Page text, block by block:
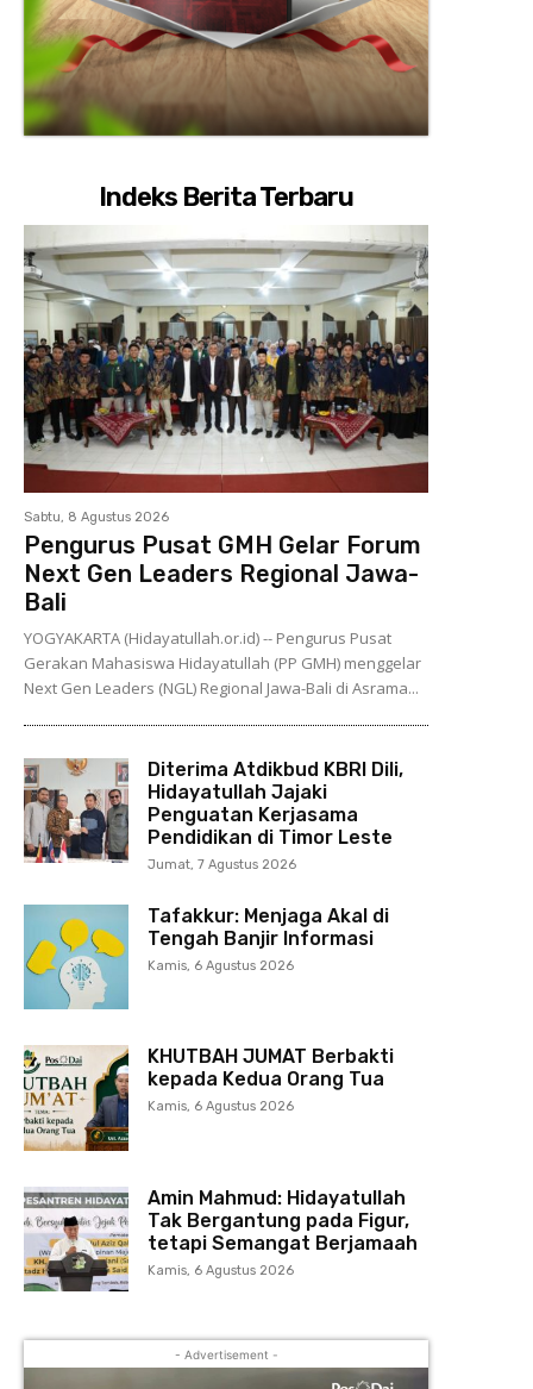
Indeks Berita Terbaru
Sabtu, 8 Agustus 2026
Pengurus Pusat GMH Gelar Forum
Next Gen Leaders Regional Jawa-
Bali
YOGYAKARTA (Hidayatullah.or.id) -- Pengurus Pusat
Gerakan Mahasiswa Hidayatullah (PP GMH) menggelar
Next Gen Leaders (NGL) Regional Jawa-Bali di Asrama...
Diterima Atdikbud KBRI Dili,
Hidayatullah Jajaki
Penguatan Kerjasama
Pendidikan di Timor Leste
Jumat, 7 Agustus 2026
Tafakkur: Menjaga Akal di
Tengah Banjir Informasi
Kamis, 6 Agustus 2026
KHUTBAH JUMAT Berbakti
kepada Kedua Orang Tua
Kamis, 6 Agustus 2026
Amin Mahmud: Hidayatullah
Tak Bergantung pada Figur,
tetapi Semangat Berjamaah
Kamis, 6 Agustus 2026
- Advertisement -